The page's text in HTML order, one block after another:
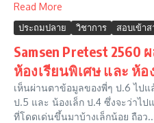
Read More
ประถมปลาย วิชาการ สอบเข้า
Samsen Pretest
ห้องเรียนพิเศษ และ ห้อ
เห็นผ่านตาข้อมูลของพี่ๆ ป.6 ไปแ
ป.5 และ น้องเล็ก ป.4 ซึ่งจะว่าไ
ที่โดดเด่นขึ้นมาบ้างเล็กน้อย ถือว